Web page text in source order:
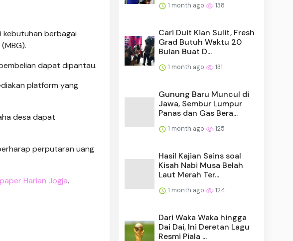
berbagai
dapat dipantau.
platform yang
desa dapat
perputaran uang
Harian Jogja.
1 month ago 138
Cari Duit Kian Sulit, Fresh
Grad Butuh Waktu 20
Bulan Buat D...
1 month ago 131
Gunung Baru Muncul di
Jawa, Sembur Lumpur
Panas dan Gas Bera...
1 month ago 125
Hasil Kajian Sains soal
Kisah Nabi Musa Belah
Laut Merah Ter...
1 month ago 124
Dari Waka Waka hingga
Dai Dai, Ini Deretan Lagu
Resmi Piala ...